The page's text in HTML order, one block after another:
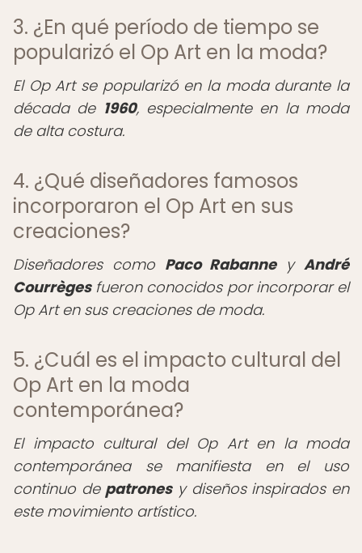
3. ¿En qué período de tiempo se
popularizó el Op Art en la moda?
El Op Art se popularizó en la moda durante la
década de 1960, especialmente en la moda
de alta costura.
4. ¿Qué diseñadores famosos
incorporaron el Op Art en sus
creaciones?
Diseñadores como Paco RabanneyAndré
Courrègesfueron conocidos por incorporar el
Op Art en sus creaciones de moda.
5. ¿Cuál es el impacto cultural del
Op Art en la moda
contemporánea?
El impacto cultural del Op Art en la moda
contemporánea se manifiesta en el uso
continuo de patronesy diseños inspirados en
este movimiento artístico.